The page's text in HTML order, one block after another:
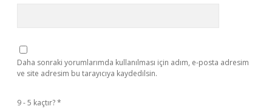
Daha sonraki yorumlarımda kullanılması için adım, e-posta adresim
ve site adresim bu tarayıcıya kaydedilsin.
9 - 5 kaçtır?*